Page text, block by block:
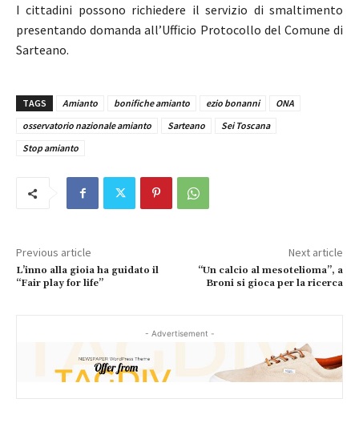
I cittadini possono richiedere il servizio di smaltimento
presentando domanda all’Ufficio Protocollo del Comune di
Sarteano.
TAGS Amianto bonifiche amianto ezio bonanni
ONA
osservatorio nazionale amianto
Sarteano
Sei Toscana
Stop amianto
Previous article
L’inno alla gioia ha guidato il
“Fair play for life”
Next article
“Un calcio al mesotelioma”, a
Broni si gioca per la ricerca
- Advertisement -